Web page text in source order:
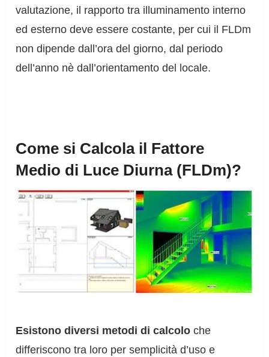
valutazione, il rapporto tra illuminamento interno
ed esterno deve essere costante, per cui il FLDm
non dipende dall’ora del giorno, dal periodo
dell’anno nè dall’orientamento del locale.
Come si Calcola il Fattore
Medio di Luce Diurna (FLDm)?
Esistono diversi metodi di calcolo che
differiscono tra loro per semplicità d’uso e